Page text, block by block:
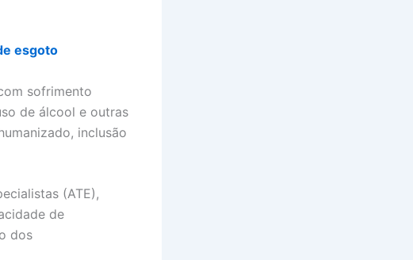
esgoto
sofrimento
de álcool e outras
inclusão
(ATE),
de
dos